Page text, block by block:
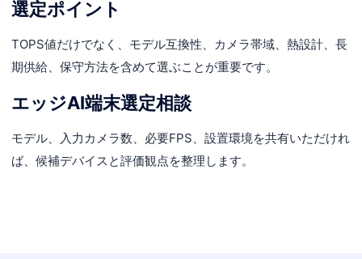
選定ポイント
TOPS値だけでなく、モデル互換性、カメラ帯域、熱設計、長
期供給、保守方法を含めて選ぶことが重要です。
エッジAI端末選定相談
モデル、入力カメラ数、必要FPS、設置環境を共有いただけれ
ば、候補デバイスと評価観点を整理します。